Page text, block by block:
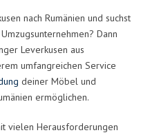
nach Rumänien und suchst
Dann
Leverkusen aus
umfangreichen Service
deiner Möbel und
ermöglichen.
vielen Herausforderungen